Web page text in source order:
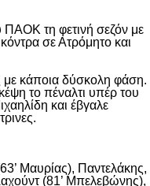
ΠΑΟΚ τη φετινή σεζόν με
σε Ατρόμητο και
με κάποια δύσκολη φάση.
το πέναλτι υπέρ του
και έβγαλε
Μαυρίας), Παντελάκης,
(81’ Μπελεβώνης),